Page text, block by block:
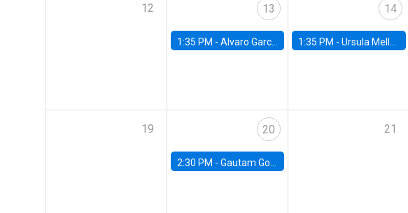
12 13
1:35 PM - Alvaro Garcia-Marin, Universidad de Los Andes
14
1:35 PM -Ursula Mello, Insper - Institute of Education and Research
19 20
2:30 PM - Gautam Gowrisankaran, Columbia University
21